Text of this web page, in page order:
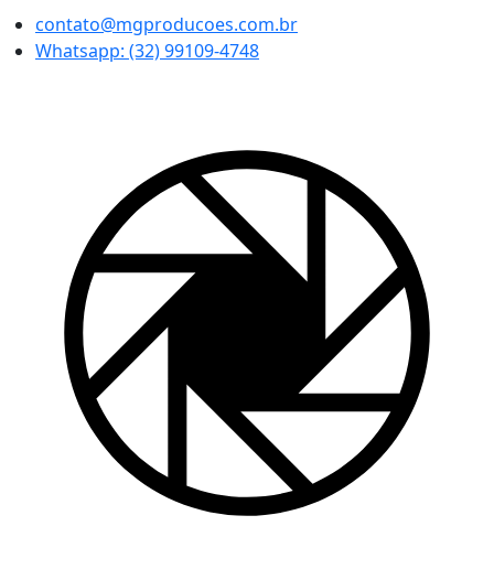
contato@mgproducoes.com.br
Whatsapp: (32) 99109-4748